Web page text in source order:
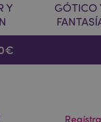
Y
GÓTICO